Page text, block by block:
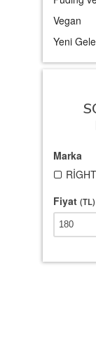
Vegan
Yeni
Marka
RİGHT
Fiyat (TL)